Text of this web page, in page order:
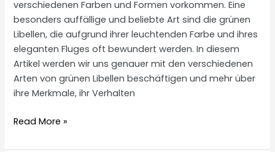
verschiedenen Farben und Formen vorkommen. Eine
besonders auffällige und beliebte Art sind die grünen
Libellen, die aufgrund ihrer leuchtenden Farbe und ihres
eleganten Fluges oft bewundert werden. In diesem
Artikel werden wir uns genauer mit den verschiedenen
Arten von grünen Libellen beschäftigen und mehr über
ihre Merkmale, ihr Verhalten
Grüne
Read More »